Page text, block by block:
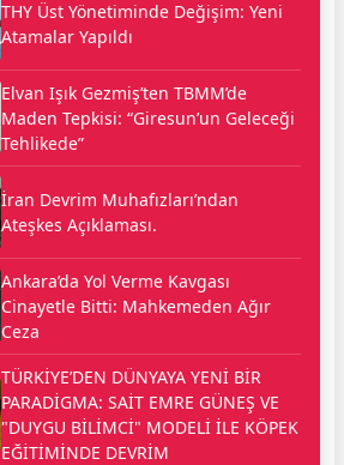
THY Üst Yönetiminde Değişim: Yeni
Atamalar Yapıldı
Elvan Işık Gezmiş’ten TBMM’de
Maden Tepkisi: “Giresun’un Geleceği
Tehlikede”
İran Devrim Muhafızları’ndan
Ateşkes Açıklaması.
Ankara’da Yol Verme Kavgası
Cinayetle Bitti: Mahkemeden Ağır
Ceza
TÜRKİYE’DEN DÜNYAYA YENİ BİR
PARADİGMA: SAİT EMRE GÜNEŞ VE
"DUYGU BİLİMCİ" MODELİ İLE KÖPEK
EĞİTİMİNDE DEVRİM